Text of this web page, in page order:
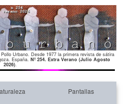
Urbano. Desde 1977 la primera revista de sátira
España. Nº 254. Extra Verano (Julio Agosto
2026).
Pantallas